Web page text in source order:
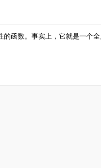
的函数。事实上，它就是一个